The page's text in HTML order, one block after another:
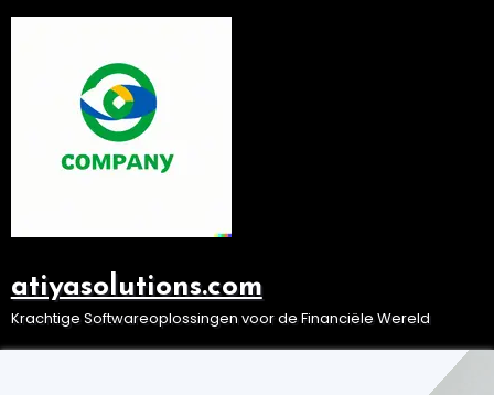
Ga
atiyasolutions.com
Krachtige Softwareoplossingen voor de Financiële Wereld